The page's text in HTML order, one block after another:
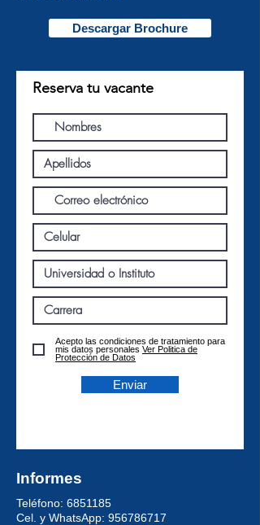
Descargar Brochure
Reserva tu vacante
Acepto las condiciones de tratamiento para
mis datos personales Ver Politica de
Protección de Datos
Enviar
Informes
Teléfono: 6851185
Cel. y WhatsApp: 956786717